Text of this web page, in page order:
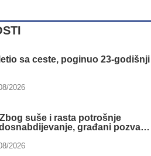
sa ceste, poginuo 23-godišnji
2026
suše i rasta potrošnje
građani pozvani
2026